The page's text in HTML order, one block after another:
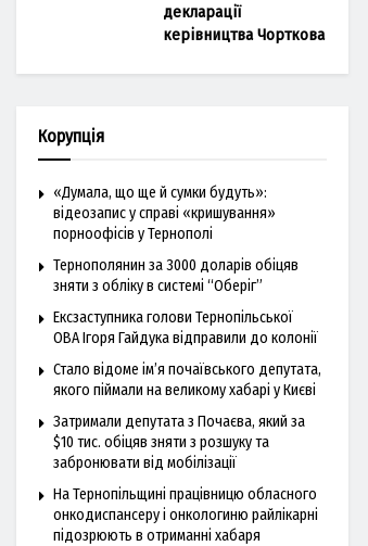
декларації
керівництва Чорткова
Корупція
«Думала, що ще й сумки будуть»:
відеозапис у справі «кришування»
порноофісів у Тернополі
Тернополянин за 3000 доларів обіцяв
зняти з обліку в системі “Оберіг”
Ексзаступника голови Тернопільської
ОВА Ігоря Гайдука відправили до колонії
Стало відоме ім’я почаївського депутата,
якого піймали на великому хабарі у Києві
Затримали депутата з Почаєва, який за
$10 тис. обіцяв зняти з розшуку та
забронювати від мобілізації
На Тернопільщині працівницю обласного
онкодиспансеру і онкологиню райлікарні
підозрюють в отриманні хабаря